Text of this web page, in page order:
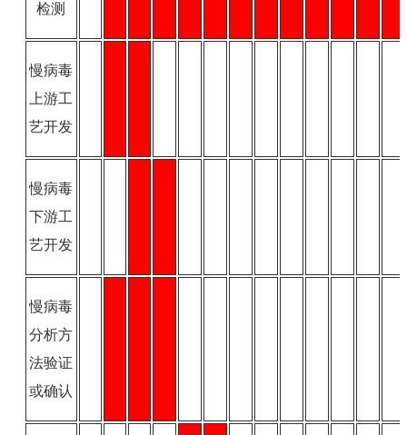
检测
慢病毒
上游工
艺开发
慢病毒
下游工
艺开发
慢病毒
分析方
法验证
或确认